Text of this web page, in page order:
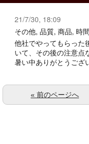
21/7/30, 18:09
その他, 品質, 商品, 時
他社でやってもらった
いて、その後の注意点
暑い中ありがとうござ
« 前のページへ